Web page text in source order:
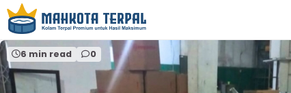
Home agen terpal ikan semarang.
6 min read 0